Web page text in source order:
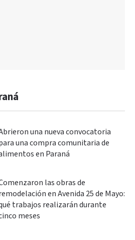
una nueva convocatoria
una compra comunitaria de
en Paraná
las obras de
en Avenida 25 de Mayo:
trabajos realizarán durante
meses